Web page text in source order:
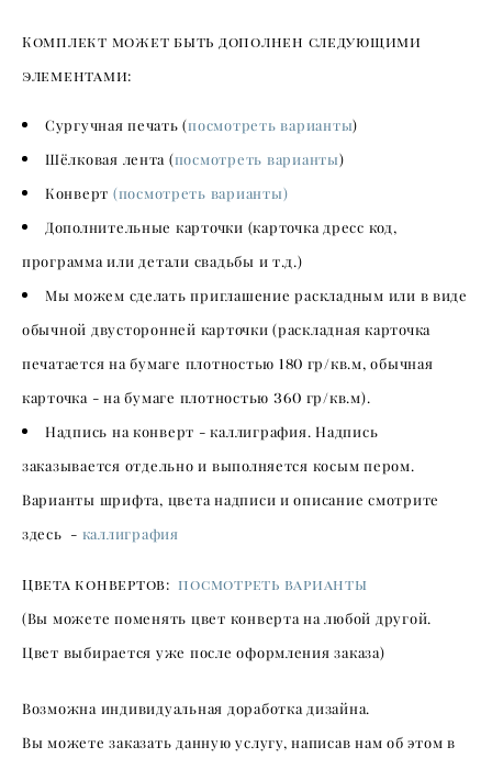
Комплект может быть дополнен следующими
элементами:
Сургучная печать (посмотреть варианты)
Шёлковая лента (посмотреть варианты)
Конверт (посмотреть варианты)
Дополнительные карточки (карточка дресс код,
программа или детали свадьбы и т.д.)
Мы можем сделать приглашение раскладным или в виде
обычной двусторонней карточки (раскладная карточка
печатается на бумаге плотностью 180 гр/кв.м, обычная
карточка - на бумаге плотностью 360 гр/кв.м).
Надпись на конверт - каллиграфия. Надпись
заказывается отдельно и выполняется косым пером.
Варианты шрифта, цвета надписи и описание смотрите
здесь - каллиграфия
Цвета конвертов: посмотреть варианты
(Вы можете поменять цвет конверта на любой другой.
Цвет выбирается уже после оформления заказа)
Возможна индивидуальная доработка дизайна.
Вы можете заказать данную услугу, написав нам об этом в